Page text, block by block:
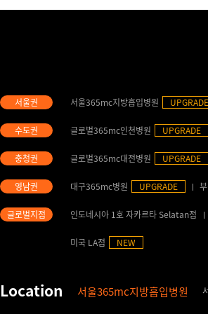
서울365mc지방흡입병원 UPGRADE
글로벌365mc인천병원 UPGRADE
글로벌365mc대전병원 UPGRADE
대구365mc병원 UPGRADE
인도네시아 1호 자카르타 Selatan점
미국 LA점 NEW
서울365mc지방흡입병원